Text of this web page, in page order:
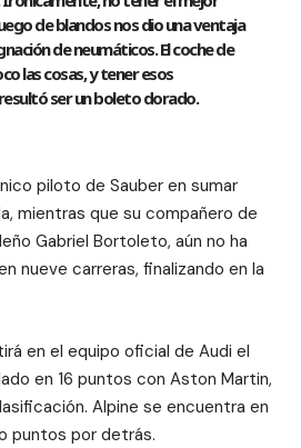
de blandos nos dio una ventaja
de neumáticos. El coche de
las cosas, y tener esos
ser un boleto dorado.
piloto de Sauber en sumar
mientras que su compañero de
Gabriel Bortoleto, aún no ha
nueve carreras, finalizando en la
en el equipo oficial de Audi el
en 16 puntos con Aston Martin,
Alpine se encuentra en
puntos por detrás.